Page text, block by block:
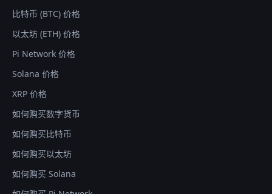
比特币 (BTC) 价格
以太坊 (ETH) 价格
Pi Network 价格
Solana 价格
XRP 价格
如何购买数字货币
如何购买比特币
如何购买以太坊
如何购买 Solana